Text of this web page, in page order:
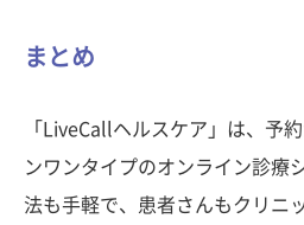
まとめ
「LiveCallヘルスケア」は、予
ンワンタイプのオンライン診療
法も手軽で、患者さんもクリニ